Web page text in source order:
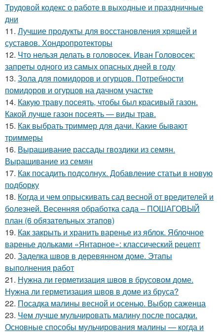
Трудовой кодекс о работе в выходные и праздничные
дни
11. Лучшие продукты для восстановления хрящей и
суставов. Хондропротекторы
12. Что нельзя делать в головосек. Иван Головосек:
запреты одного из самых опасных дней в году
13. Зола для помидоров и огурцов. Потребности
помидоров и огурцов на дачном участке
14. Какую траву посеять, чтобы был красивый газон.
Какой лучше газон посеять — виды трав.
15. Как выбрать триммер для дачи. Какие бывают
триммеры
16. Выращивание рассады гвоздики из семян.
Выращивание из семян
17. Как посадить подсолнух. Добавление статьи в новую
подборку
18. Когда и чем опрыскивать сад весной от вредителей и
болезней. Весенняя обработка сада – ПОШАГОВЫЙ
план (6 обязательных этапов)
19. Как закрыть и хранить варенье из яблок. Яблочное
варенье дольками «Янтарное»: классический рецепт
20. Заделка швов в деревянном доме. Этапы
выполнения работ
21. Нужна ли герметизация швов в брусовом доме.
Нужна ли герметизация швов в доме из бруса?
22. Посадка малины весной и осенью. Выбор саженца
23. Чем лучше мульчировать малину после посадки.
Основные способы мульчирования малины — когда и